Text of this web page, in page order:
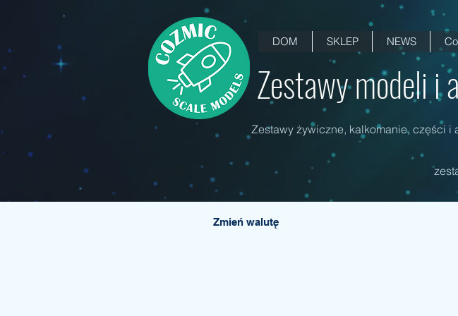
DOM SKLEP NEWS
Zestawy modeli i
Zestawy żywiczne, kalkomanie, części
Zmień walutę